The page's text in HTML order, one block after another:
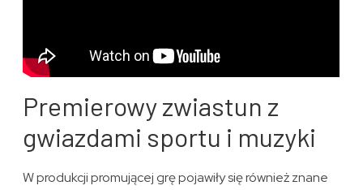
Premierowy zwiastun z
gwiazdami sportu i muzyki
W produkcji promującej grę pojawiły się również znane